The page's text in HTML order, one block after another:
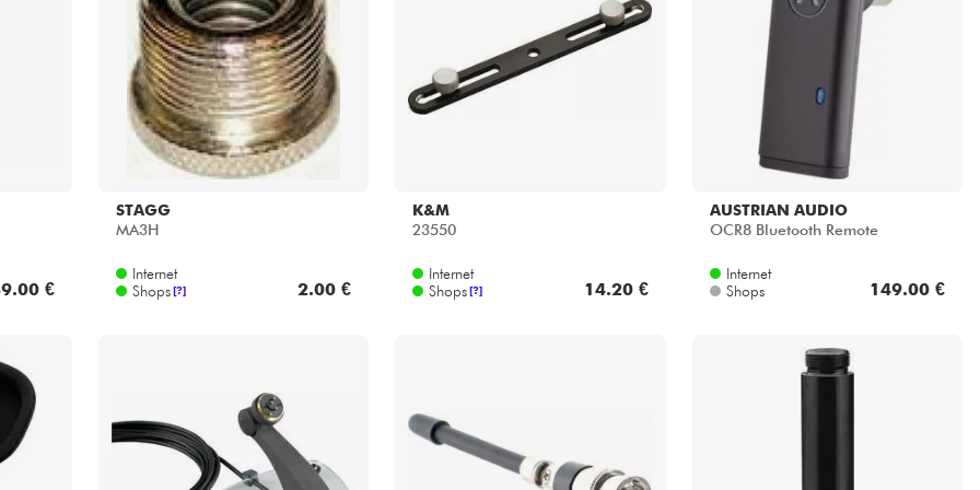
Sehen Sie sich unsere Marken an
€
STAGG
MA3H
Internet
Shops [?] 2.00 €
K&M
23550
Internet
Shops [?] 14.20 €
AUSTRIAN AUDIO
OCR8 Bluetooth Remote
Internet
Shops
149.00 €